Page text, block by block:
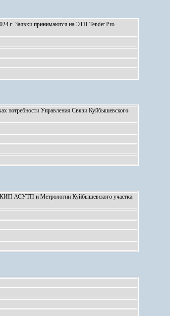
г. Заявки принимаются на ЭТП Tender.Pro
потребности Управления Связи Куйбышевского
КИП АСУТП и Метрологии Куйбышевского участка